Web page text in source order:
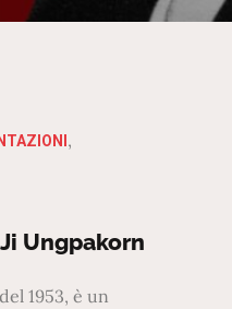
Ungpakorn
1953, è un